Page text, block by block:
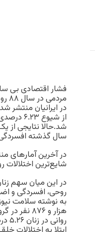
فشار اقتصادی بی
در ایرانیان منتشر
از
سال گذشته
در آخرین آمارهای
شایع‌ترین اختلالات
روحی، افسردگی و
به نوشته سلامت